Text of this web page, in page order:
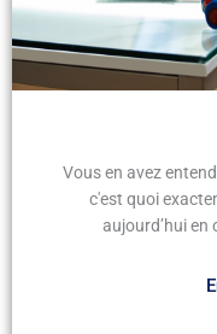
Vous en avez
c'est quoi
aujourd’hui en